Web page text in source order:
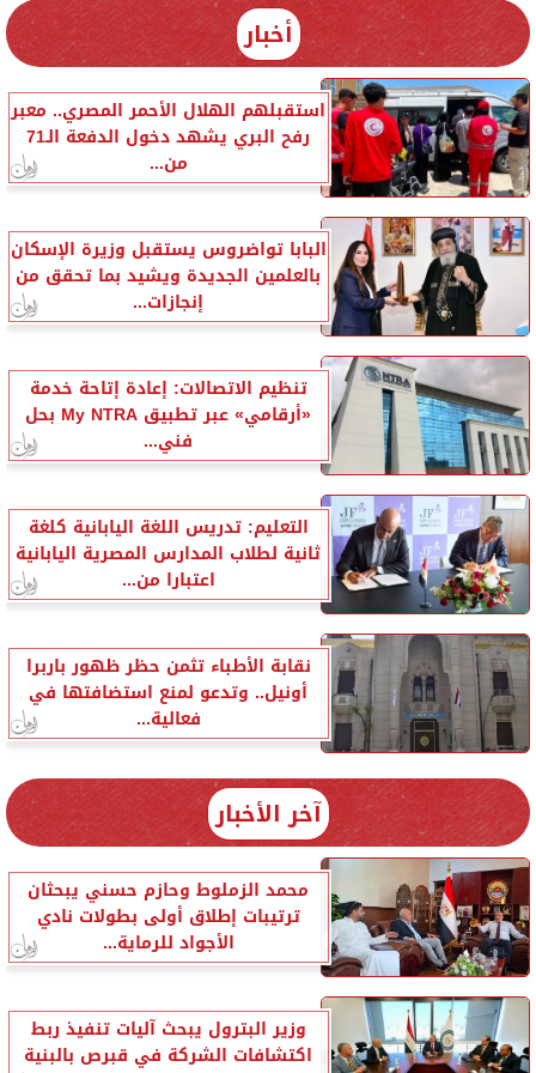
أخبار
استقبلهم الهلال الأحمر المصري.. معبر
رفح البري يشهد دخول الدفعة الـ71
من...
البابا تواضروس يستقبل وزيرة الإسكان
بالعلمين الجديدة ويشيد بما تحقق من
إنجازات...
تنظيم الاتصالات: إعادة إتاحة خدمة
«أرقامي» عبر تطبيق My NTRA بحل
فني...
التعليم: تدريس اللغة اليابانية كلغة
ثانية لطلاب المدارس المصرية اليابانية
اعتبارا من...
نقابة الأطباء تثمن حظر ظهور باربرا
أونيل.. وتدعو لمنع استضافتها في
فعالية...
آخر الأخبار
محمد الزملوط وحازم حسني يبحثان
ترتيبات إطلاق أولى بطولات نادي
الأجواد للرماية...
وزير البترول يبحث آليات تنفيذ ربط
اكتشافات الشركة في قبرص بالبنية